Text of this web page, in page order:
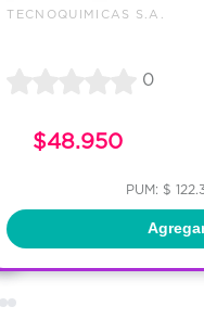
TECNOQUIMICAS S.A.
0
$48.950
PUM: $